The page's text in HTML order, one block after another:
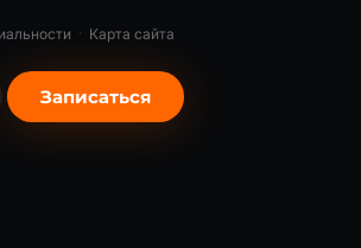
· Карта сайта
Записаться